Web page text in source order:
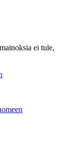
ei tule,